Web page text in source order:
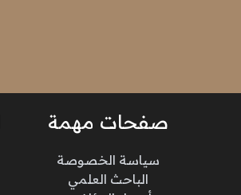
صفحات مهمة
سياسة الخصوصة
الباحث العلمي